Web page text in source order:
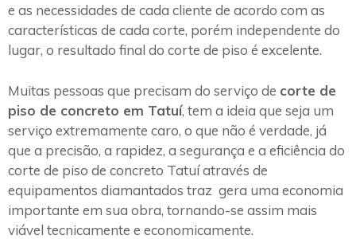
e as necessidades de cada cliente de acordo com as
características de cada corte, porém independente do
lugar, o resultado final do corte de piso é excelente.
Muitas pessoas que precisam do serviço de corte de
piso de concreto em Tatuí, tem a ideia que seja um
serviço extremamente caro, o que não é verdade, já
que a precisão, a rapidez, a segurança e a eficiência do
corte de piso de concreto Tatuí através de
equipamentos diamantados traz gera uma economia
importante em sua obra, tornando-se assim mais
viável tecnicamente e economicamente.